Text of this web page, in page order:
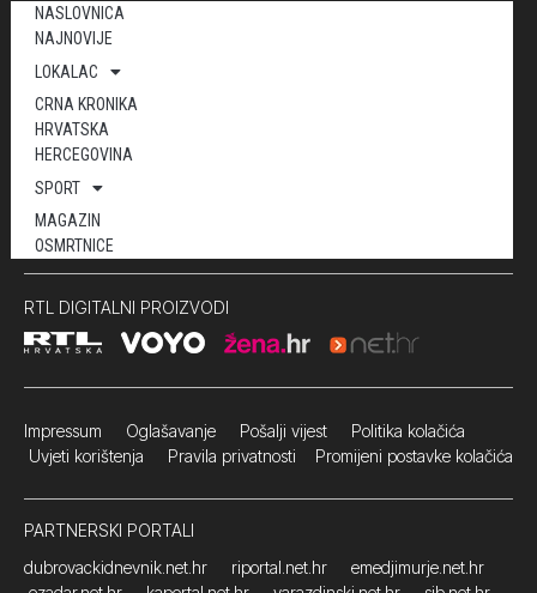
NASLOVNICA
NAJNOVIJE
LOKALAC
CRNA KRONIKA
HRVATSKA
HERCEGOVINA
SPORT
MAGAZIN
OSMRTNICE
RTL DIGITALNI PROIZVODI
Impressum Oglašavanje Pošalji vijest Politika kolačića
Uvjeti korištenja Pravila privatnosti Promijeni postavke kolačića
PARTNERSKI PORTALI
dubrovackidnevnik.net.hr
riportal.net.hr
emedjimurje.net.hr